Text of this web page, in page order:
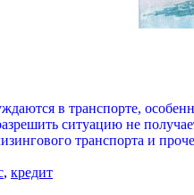
в транспорте,
ситуацию не
транспорта и
, кредит